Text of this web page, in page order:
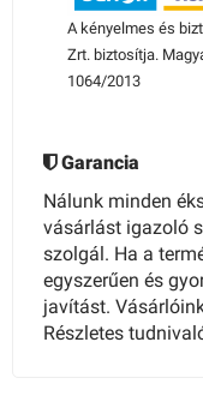
A kényelmes és
Zrt. biztosítja.
1064/2013
Garancia
Nálunk minden
vásárlást igazoló
szolgál. Ha a
egyszerűen és
javítást.
Részletes